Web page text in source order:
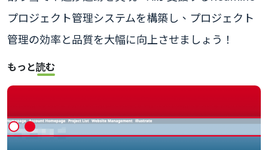
プロジェクト管理システムを構築し、プロジェクト
管理の効率と品質を大幅に向上させましょう！
もっと読む